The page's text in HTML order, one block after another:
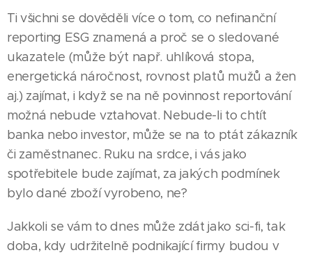
Ti všichni se dověděli více o tom, co nefinanční
reporting ESG znamená a proč se o sledované
ukazatele (může být např. uhlíková stopa,
energetická náročnost, rovnost platů mužů a žen
aj.) zajímat, i když se na ně povinnost reportování
možná nebude vztahovat. Nebude-li to chtít
banka nebo investor, může se na to ptát zákazník
či zaměstnanec. Ruku na srdce, i vás jako
spotřebitele bude zajímat, za jakých podmínek
bylo dané zboží vyrobeno, ne?
Jakkoli se vám to dnes může zdát jako sci-fi, tak
doba, kdy udržitelně podnikající firmy budou v